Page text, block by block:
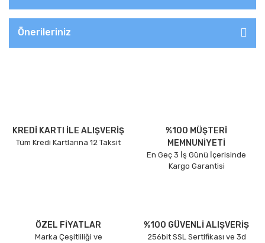
Önerileriniz
KREDİ KARTI İLE ALIŞVERİŞ
Tüm Kredi Kartlarına 12 Taksit
%100 MÜŞTERİ
MEMNUNİYETİ
En Geç 3 İş Günü İçerisinde
Kargo Garantisi
ÖZEL FİYATLAR
Marka Çeşitliliği ve
%100 GÜVENLİ ALIŞVERİŞ
256bit SSL Sertifikası ve 3d